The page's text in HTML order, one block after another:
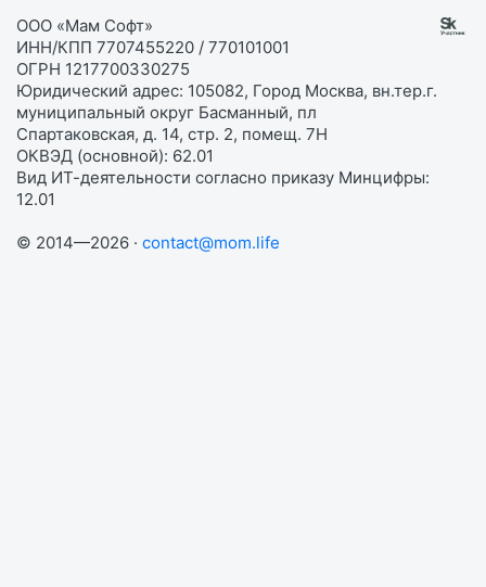
ООО «Мам Софт»
ИНН/КПП 7707455220 / 770101001
ОГРН 1217700330275
Юридический адрес: 105082, Город Москва, вн.тер.г.
муниципальный округ Басманный, пл
Спартаковская, д. 14, стр. 2, помещ. 7Н
ОКВЭД (основной): 62.01
Вид ИТ-деятельности согласно приказу Минцифры:
12.01
© 2014—2026 · contact@mom.life